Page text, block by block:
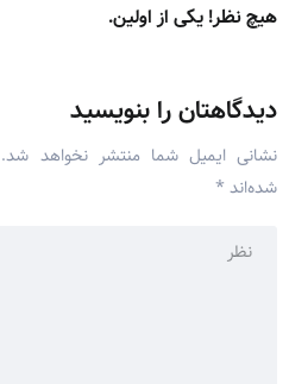
هیچ نظر! یکی از اولین.
دیدگاهتان را بنویسید
نشانی ایمیل شما منتشر نخواهد شد.
شده‌اند *